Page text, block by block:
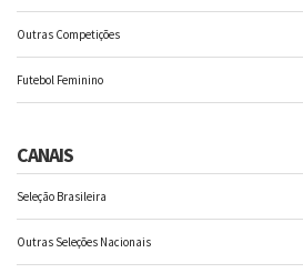
Outras Competições
Futebol Feminino
CANAIS
Seleção Brasileira
Outras Seleções Nacionais